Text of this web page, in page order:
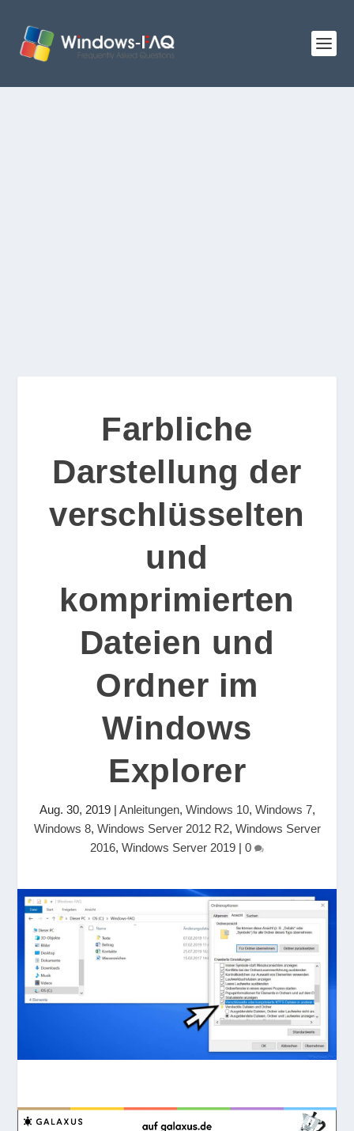
Farbliche
Darstellung der
verschlüsselten
und
komprimierten
Dateien und
Ordner im
Windows
Explorer
Aug. 30, 2019| Anleitungen, Windows 10, Windows 7,
Windows 8, Windows Server 2012 R2, Windows Server
2016, Windows Server 2019 | 0